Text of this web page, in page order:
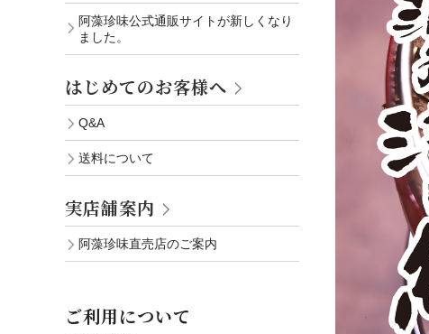
阿藻珍味公式通販サイトが新しくなり
ました。
はじめてのお客様へ
Q&A
送料について
実店舗案内
阿藻珍味直売店のご案内
ご利用について